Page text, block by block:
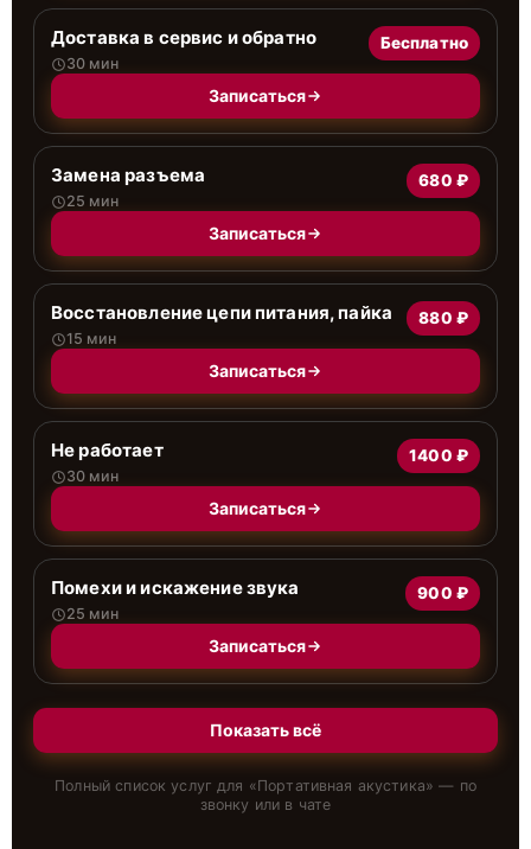
Доставка в сервис и обратно
30 мин
Бесплатно
Записаться
Замена разъема
25 мин
680 ₽
Записаться
Восстановление цепи питания, пайка
15 мин
880 ₽
Записаться
Не работает
30 мин
1400 ₽
Записаться
Помехи и искажение звука
25 мин
900 ₽
Записаться
Показать всё
Полный список услуг для «Портативная акустика» — по
звонку или в чате